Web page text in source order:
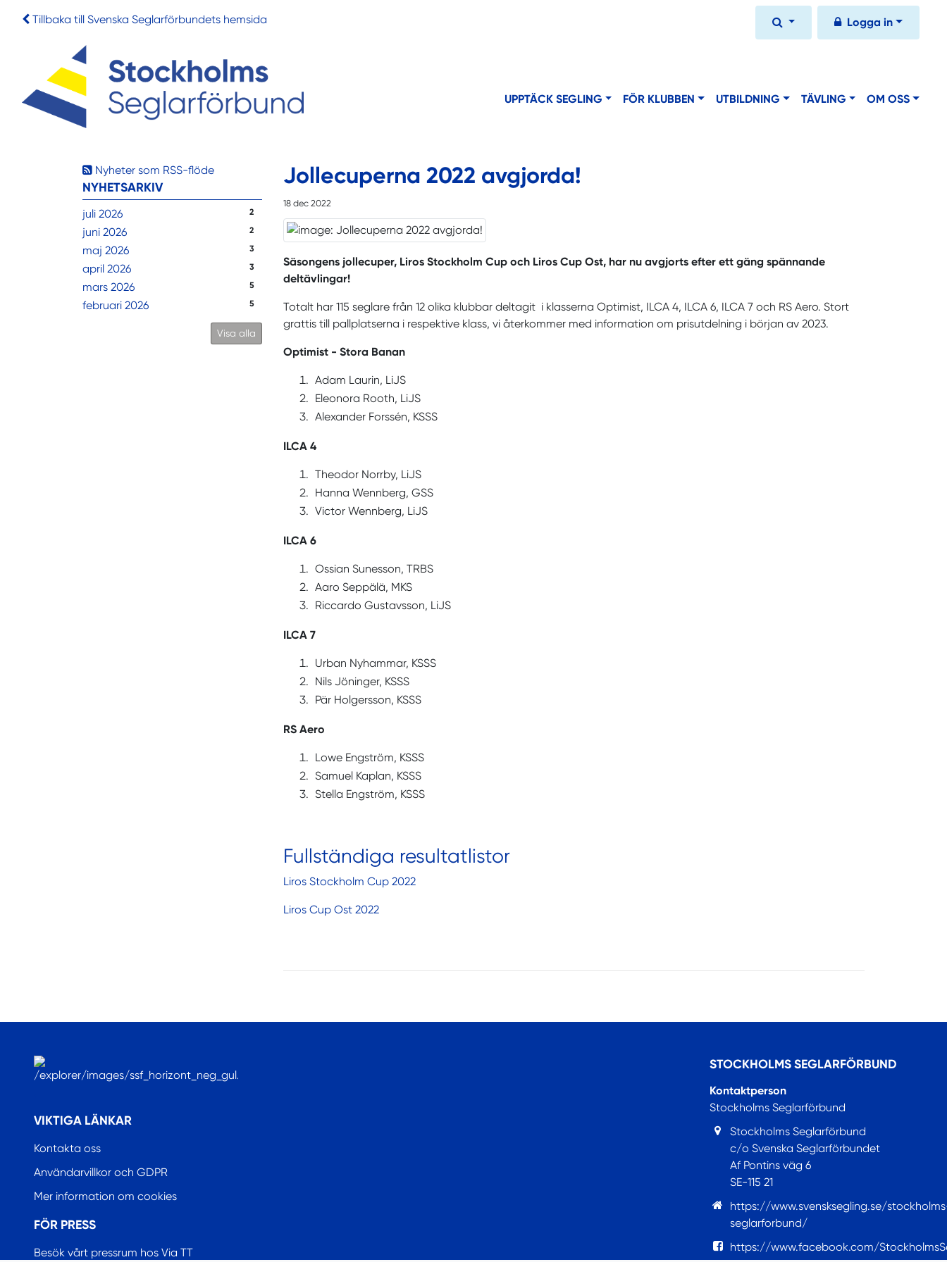
Tillbaka till Svenska Seglarförbundets hemsida Logga in
UPPTÄCK SEGLING FÖR KLUBBEN UTBILDNING TÄVLING OM OSS
Nyheter som RSS-flöde
NYHETSARKIV
juli 2026 2
juni 2026 2
maj 2026 3
april 2026 3
mars 2026 5
februari 2026 5
Visa alla
Jollecuperna 2022 avgjorda!
18 dec 2022
Säsongens jollecuper, Liros Stockholm Cup och Liros Cup Ost, har nu avgjorts efter ett gäng spännande
deltävlingar!
Totalt har 115 seglare från 12 olika klubbar deltagit i klasserna Optimist, ILCA 4, ILCA 6, ILCA 7 och RS Aero. Stort
grattis till pallplatserna i respektive klass, vi återkommer med information om prisutdelning i början av 2023.
Optimist - Stora Banan
Adam Laurin, LiJS
Eleonora Rooth, LiJS
Alexander Forssén, KSSS
ILCA 4
Theodor Norrby, LiJS
Hanna Wennberg, GSS
Victor Wennberg, LiJS
ILCA 6
Ossian Sunesson, TRBS
Aaro Seppälä, MKS
Riccardo Gustavsson, LiJS
ILCA 7
Urban Nyhammar, KSSS
Nils Jöninger, KSSS
Pär Holgersson, KSSS
RS Aero
Lowe Engström, KSSS
Samuel Kaplan, KSSS
Stella Engström, KSSS
Fullständiga resultatlistor
Liros Stockholm Cup 2022
Liros Cup Ost 2022
VIKTIGA LÄNKAR
Kontakta oss
Användarvillkor och GDPR
Mer information om cookies
FÖR PRESS
Besök vårt pressrum hos Via TT
STOCKHOLMS SEGLARFÖRBUND
Kontaktperson
Stockholms Seglarförbund
Stockholms Seglarförbund
c/o Svenska Seglarförbundet
Af Pontins väg 6
SE-115 21
https://www.svensksegling.se/
seglarforbund/
https://www.facebook.com/